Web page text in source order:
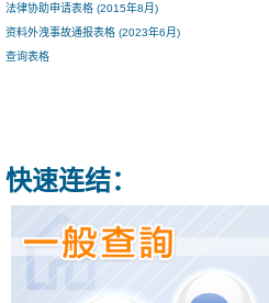
法律协助申请表格 (2015年8月)
资料外洩事故通报表格 (2023年6月)
查询表格
快速连结：